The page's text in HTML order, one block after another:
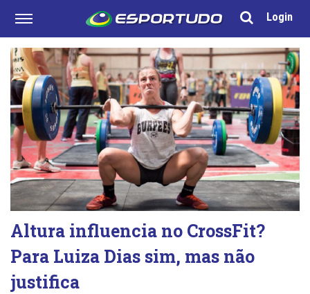
Login
Altura influencia no CrossFit?
Para Luiza Dias sim, mas não
justifica